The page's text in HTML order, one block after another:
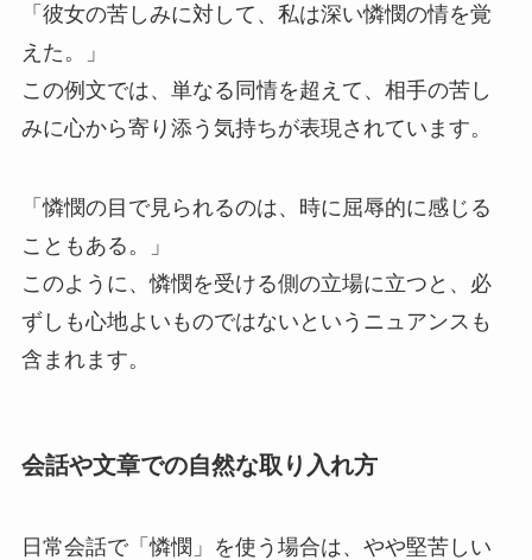
「彼女の苦しみに対して、私は深い憐憫の情を覚
えた。」
この例文では、単なる同情を超えて、相手の苦し
みに心から寄り添う気持ちが表現されています。
「憐憫の目で見られるのは、時に屈辱的に感じる
こともある。」
このように、憐憫を受ける側の立場に立つと、必
ずしも心地よいものではないというニュアンスも
含まれます。
会話や文章での自然な取り入れ方
日常会話で「憐憫」を使う場合は、やや堅苦しい